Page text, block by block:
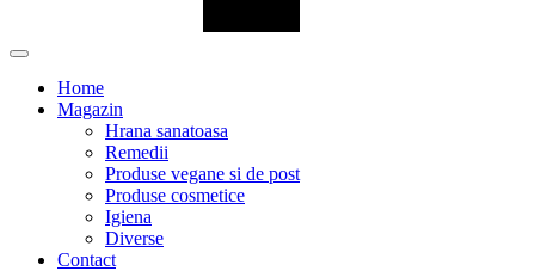
Home
Magazin
Hrana sanatoasa
Remedii
Produse vegane si de post
Produse cosmetice
Igiena
Diverse
Contact